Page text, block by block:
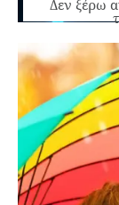
Δεν ξέρω